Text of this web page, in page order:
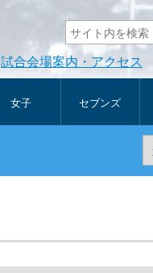
試合会場案内・アクセス
女子 セブンズ